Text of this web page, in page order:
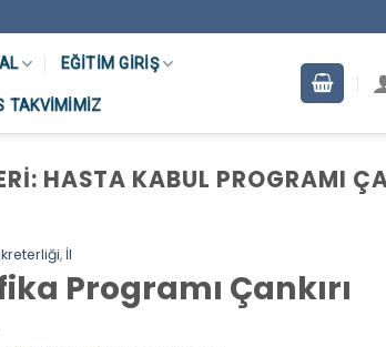
EĞITIM GIRIŞ
TAKVIMIMIZ
HASTA KABUL PROGRAMI
, İl
Programı Çankırı